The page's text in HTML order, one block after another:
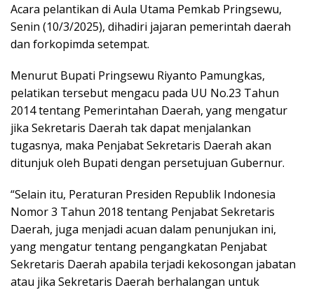
Acara pelantikan di Aula Utama Pemkab Pringsewu,
Senin (10/3/2025), dihadiri jajaran pemerintah daerah
dan forkopimda setempat.
Menurut Bupati Pringsewu Riyanto Pamungkas,
pelatikan tersebut mengacu pada UU No.23 Tahun
2014 tentang Pemerintahan Daerah, yang mengatur
jika Sekretaris Daerah tak dapat menjalankan
tugasnya, maka Penjabat Sekretaris Daerah akan
ditunjuk oleh Bupati dengan persetujuan Gubernur.
“Selain itu, Peraturan Presiden Republik Indonesia
Nomor 3 Tahun 2018 tentang Penjabat Sekretaris
Daerah, juga menjadi acuan dalam penunjukan ini,
yang mengatur tentang pengangkatan Penjabat
Sekretaris Daerah apabila terjadi kekosongan jabatan
atau jika Sekretaris Daerah berhalangan untuk